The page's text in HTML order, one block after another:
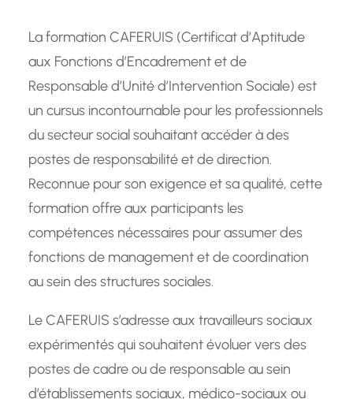
La formation CAFERUIS (Certificat d’Aptitude
aux Fonctions d’Encadrement et de
Responsable d’Unité d’Intervention Sociale) est
un cursus incontournable pour les professionnels
du secteur social souhaitant accéder à des
postes de responsabilité et de direction.
Reconnue pour son exigence et sa qualité, cette
formation offre aux participants les
compétences nécessaires pour assumer des
fonctions de management et de coordination
au sein des structures sociales.
Le CAFERUIS s’adresse aux travailleurs sociaux
expérimentés qui souhaitent évoluer vers des
postes de cadre ou de responsable au sein
d’établissements sociaux, médico-sociaux ou